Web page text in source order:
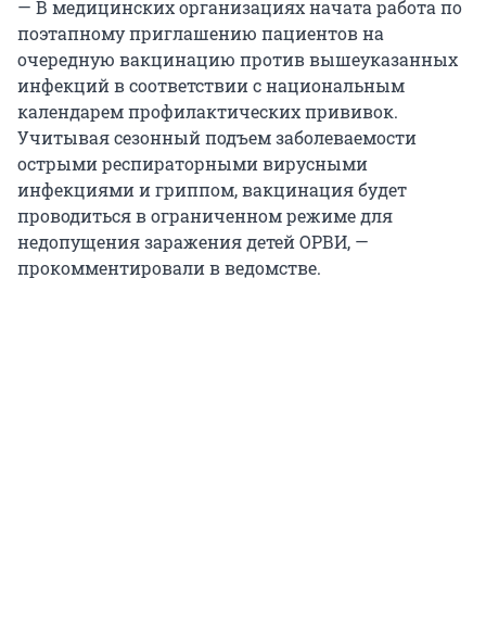
— В медицинских организациях начата работа по
поэтапному приглашению пациентов на
очередную вакцинацию против вышеуказанных
инфекций в соответствии с национальным
календарем профилактических прививок.
Учитывая сезонный подъем заболеваемости
острыми респираторными вирусными
инфекциями и гриппом, вакцинация будет
проводиться в ограниченном режиме для
недопущения заражения детей ОРВИ, —
прокомментировали в ведомстве.